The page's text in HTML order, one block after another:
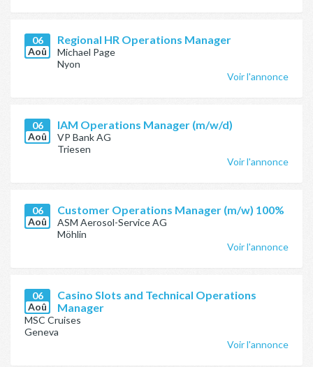
06
Aoû
Regional HR Operations Manager
Michael Page
Nyon
Voir l'annonce
06
Aoû
IAM Operations Manager (m/w/d)
VP Bank AG
Triesen
Voir l'annonce
06
Aoû
Customer Operations Manager (m/w) 100%
ASM Aerosol-Service AG
Möhlin
Voir l'annonce
06
Aoû
Casino Slots and Technical Operations
Manager
MSC Cruises
Geneva
Voir l'annonce